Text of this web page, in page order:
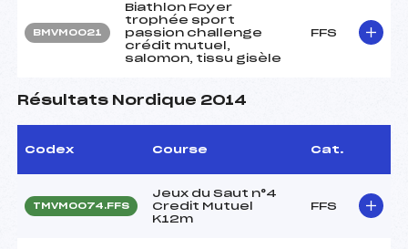
BMVM0021
Biathlon Foyer
trophée sport
passion challenge
crédit mutuel,
salomon, tissu gisèle
FFS
Résultats Nordique 2014
Codex Course Cat.
TMVM0074.FFS
Jeux du Saut n°4
Credit Mutuel
K12m
FFS